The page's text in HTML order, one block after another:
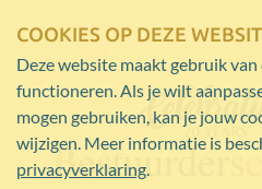
COOKIES OP DEZE
Deze website maakt gebruik
functioneren. Als je wilt
mogen gebruiken, kan je jouw
wijzigen. Meer informatie is
privacyverklaring.